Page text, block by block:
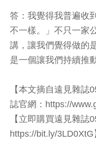
答：我覺得我普遍收
不一樣。」不只一家
講，讓我們覺得做的
是一個讓我們持續推
【本文摘自遠見雜誌
誌官網：https://
【立即購買遠見雜誌
https://bit.ly/3LD0XtG